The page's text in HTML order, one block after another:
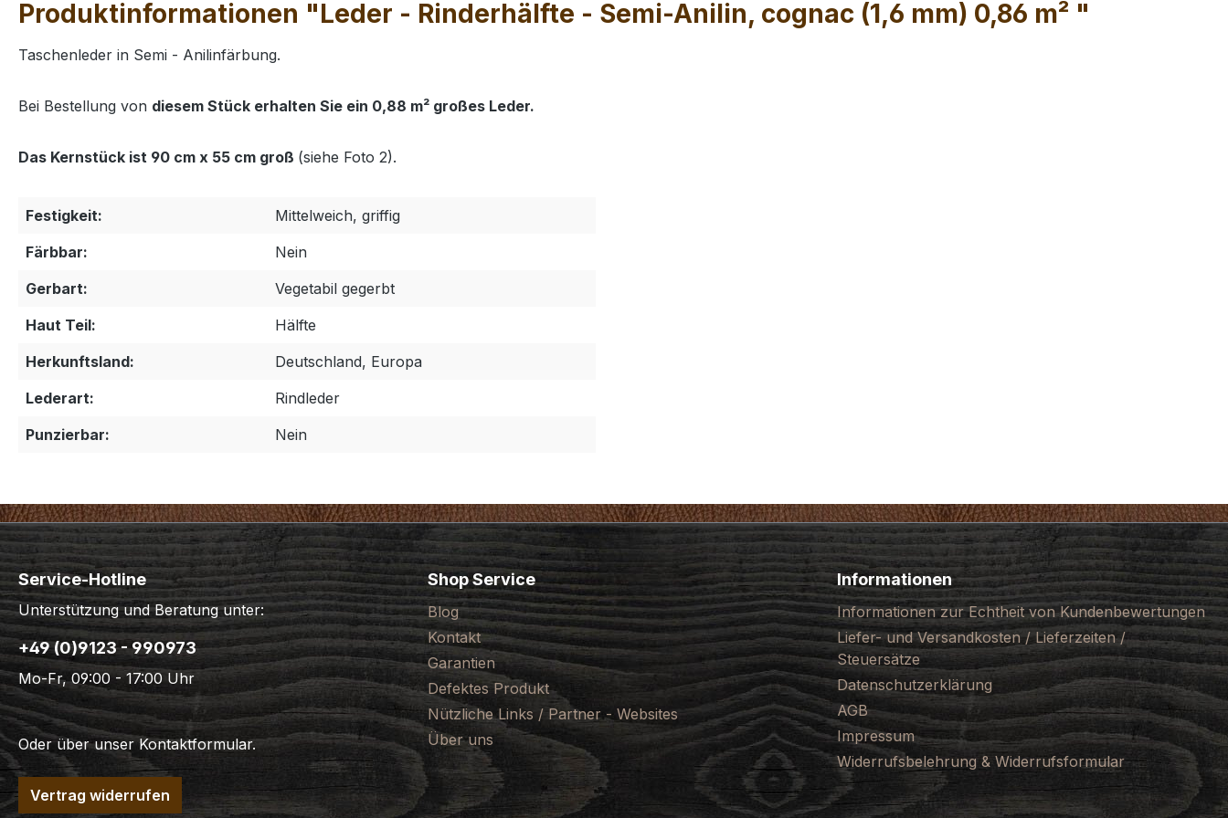
Produktinformationen "Leder - Rinderhälfte - Semi-Anilin, cognac (1,6 mm) 0,86 m² "
Taschenleder in Semi - Anilinfärbung.
Bei Bestellung von diesem Stück erhalten Sie ein 0,88 m² großes Leder.
Das Kernstück ist 90 cm x 55 cm groß (siehe Foto 2).
Festigkeit:
Mittelweich, griffig
Färbbar:
Nein
Gerbart:
Vegetabil gegerbt
Haut Teil:
Hälfte
Herkunftsland:
Deutschland, Europa
Lederart:
Rindleder
Punzierbar:
Nein
Service-Hotline
Unterstützung und Beratung unter:
+49 (0)9123 - 990973
Mo-Fr, 09:00 - 17:00 Uhr
Oder über unserKontaktformular.
Vertrag widerrufen
Shop Service
Blog
Kontakt
Garantien
Defektes Produkt
Nützliche Links / Partner - Websites
Über uns
Informationen
Informationen zur Echtheit von Kundenbewertungen
Liefer- und Versandkosten / Lieferzeiten /
Steuersätze
Datenschutzerklärung
AGB
Impressum
Widerrufsbelehrung & Widerrufsformular